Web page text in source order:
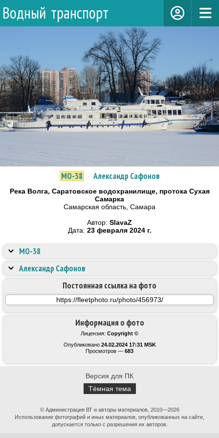
Водный транспорт
МО-38 · Александр Сафонов
Река Волга, Саратовское водохранилище, протока Сухая
Самарка
Самарская область, Самара
Автор: SlavaZ
Дата: 23 февраля 2024 г.
Информация о фото
Лицензия: Copyright ©
Опубликовано 24.02.2024 17:31 MSK
Просмотров — 683
Постоянная ссылка на фото
МО-38
Александр Сафонов
Версия для ПК
Тёмная тема
© Администрация ВТ и авторы материалов, 2010—2026
Использование фотографий и иных материалов, опубликованных на сайте,
допускается только с разрешения их авторов.